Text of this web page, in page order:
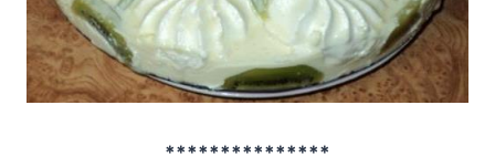
***************